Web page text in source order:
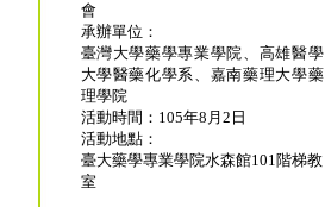
會
承辦單位：
臺灣大學藥學專業學院、高雄醫學
大學醫藥化學系、嘉南藥理大學藥
理學院
活動時間：105年8月2日
活動地點：
臺大藥學專業學院水森館101階梯教
室